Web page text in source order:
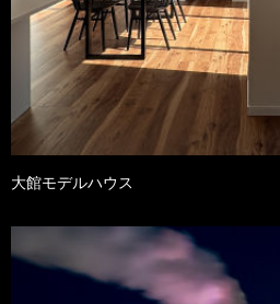
大館モデルハウス